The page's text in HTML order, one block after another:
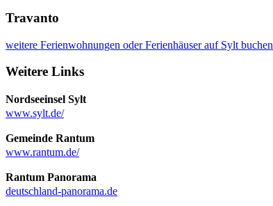
Travanto
weitere Ferienwohnungen oder Ferienhäuser auf Sylt buchen
Weitere Links
Nordseeinsel Sylt
www.sylt.de/
Gemeinde Rantum
www.rantum.de/
Rantum Panorama
deutschland-panorama.de